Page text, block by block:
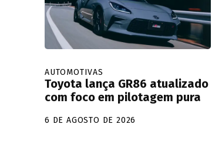
AUTOMOTIVAS
Toyota lança GR86 atualizado
com foco em pilotagem pura
6 DE AGOSTO DE 2026